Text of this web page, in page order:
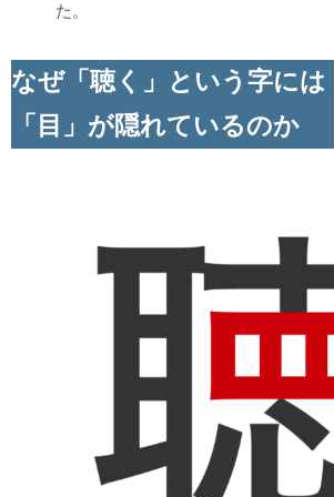
た。
なぜ「聴く」という字には
「目」が隠れているのか